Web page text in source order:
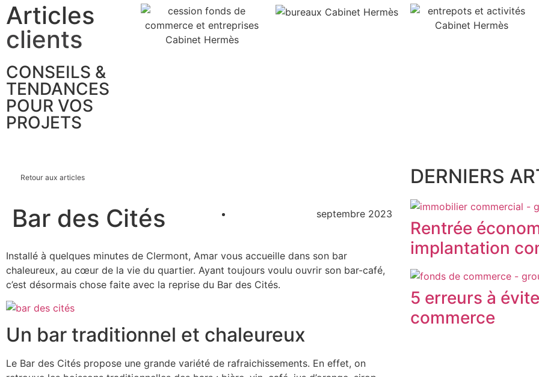
Articles
clients
CONSEILS &
TENDANCES
POUR VOS
PROJETS
Retour aux articles
Bar des Cités septembre 2023
Installé à quelques minutes de Clermont, Amar vous accueille dans son bar
chaleureux, au cœur de la vie du quartier. Ayant toujours voulu ouvrir son bar-café,
c’est désormais chose faite avec la reprise du Bar des Cités.
Un bar traditionnel et chaleureux
Le Bar des Cités propose une grande variété de rafraichissements. En effet, on
DERNIERS
Rentrée
implantation
5 erreurs à
commerce